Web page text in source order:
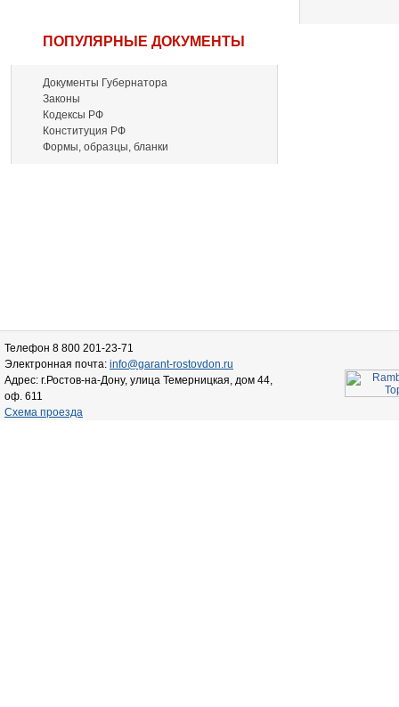
ПОПУЛЯРНЫЕ ДОКУМЕНТЫ
Документы Губернатора
Законы
Кодексы РФ
Конституция РФ
Формы, образцы, бланки
Телефон 8 800 201-23-71
Электронная почта: info@garant-rostovdon.ru
Адрес: г.Ростов-на-Дону, улица Темерницкая, дом 44,
оф. 611
Схема проезда